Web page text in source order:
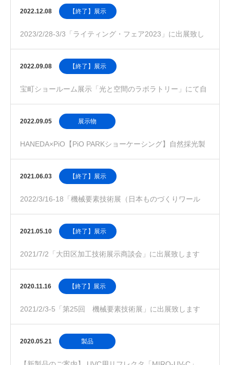
す
2022.12.08 【終了】展示
2023/2/28-3/3「ライティング・フェア2023」に出展致し
ます
2022.09.08 【終了】展示
宝町ショールーム展示「光と空間のラボラトリー」にて自
然採光事業部の製品による空間演出をご覧いただけま…
2022.09.05 展示物
HANEDA×PiO【PiO PARKショーケーシング】自然採光製
品 「スカイシャワー」「光ダクト」…
2021.06.03 【終了】展示
2022/3/16-18「機械要素技術展（日本ものづくりワール
ド）」に出展致します
2021.05.10 【終了】展示
2021/7/2「大田区加工技術展示商談会」に出展致します
2020.11.16 【終了】展示
2021/2/3-5「第25回 機械要素技術展」に出展致します
（紫外線反射板）
2020.05.21 製品